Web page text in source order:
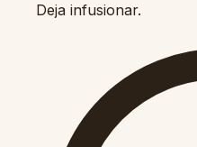
Deja infusionar.